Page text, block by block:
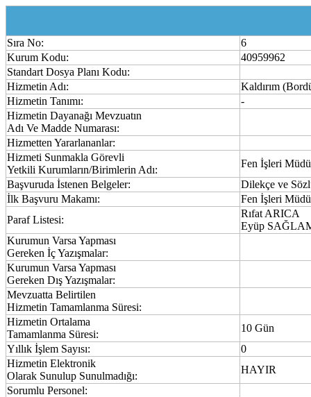
Sıra No:
6
Kurum Kodu:
40959962
Standart Dosya Planı Kodu:
Hizmetin Adı:
Kaldırım
Hizmetin Tanımı:
-
Hizmetin Dayanağı Mevzuatın
Adı Ve Madde Numarası:
Hizmetten Yararlananlar:
Hizmeti Sunmakla Görevli
Yetkili Kurumların/Birimlerin Adı:
Fen İşleri
Başvuruda İstenen Belgeler:
Dilekçe ve
İlk Başvuru Makamı:
Fen İşleri
Paraf Listesi:
Rıfat ARICA
Eyüp
Kurumun Varsa Yapması
Gereken İç Yazışmalar:
Kurumun Varsa Yapması
Gereken Dış Yazışmalar:
Mevzuatta Belirtilen
Hizmetin Tamamlanma Süresi:
Hizmetin Ortalama
Tamamlanma Süresi:
10 Gün
Yıllık İşlem Sayısı:
0
Hizmetin Elektronik
Olarak Sunulup Sunulmadığı:
HAYIR
Sorumlu Personel: